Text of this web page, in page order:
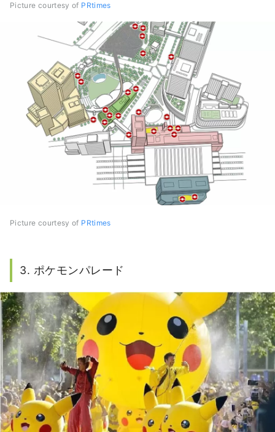
Picture courtesy of PRtimes
Picture courtesy of PRtimes
3. ポケモンパレード